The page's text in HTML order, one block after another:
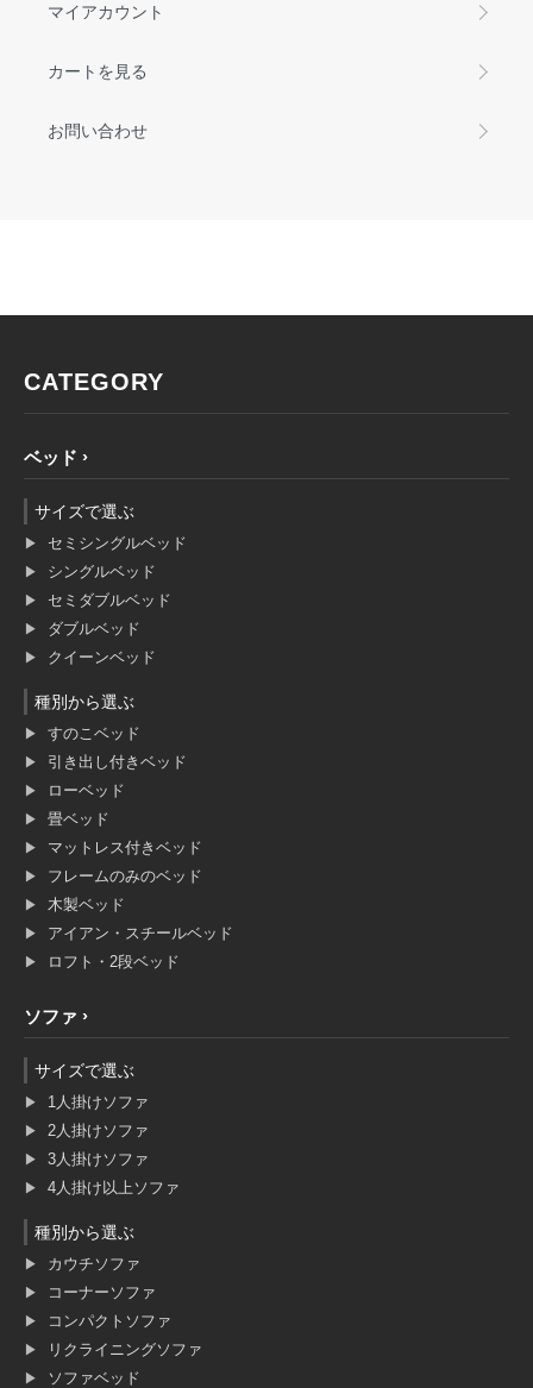
マイアカウント
カートを見る
お問い合わせ
CATEGORY
ベッド
サイズで選ぶ
セミシングルベッド
シングルベッド
セミダブルベッド
ダブルベッド
クイーンベッド
種別から選ぶ
すのこベッド
引き出し付きベッド
ローベッド
畳ベッド
マットレス付きベッド
フレームのみのベッド
木製ベッド
アイアン・スチールベッド
ロフト・2段ベッド
ソファ
サイズで選ぶ
1人掛けソファ
2人掛けソファ
3人掛けソファ
4人掛け以上ソファ
種別から選ぶ
カウチソファ
コーナーソファ
コンパクトソファ
リクライニングソファ
ソファベッド